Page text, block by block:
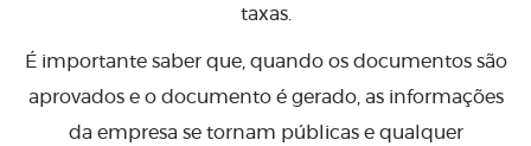
taxas.
É importante saber que, quando os documentos são
aprovados e o documento é gerado, as informações
da empresa se tornam públicas e qualquer